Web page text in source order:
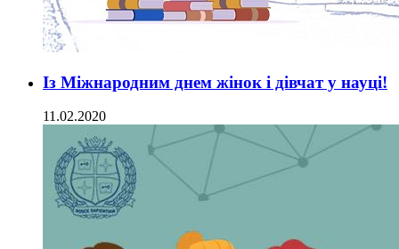
Із Міжнародним днем жінок і дівчат у науці!
11.02.2020